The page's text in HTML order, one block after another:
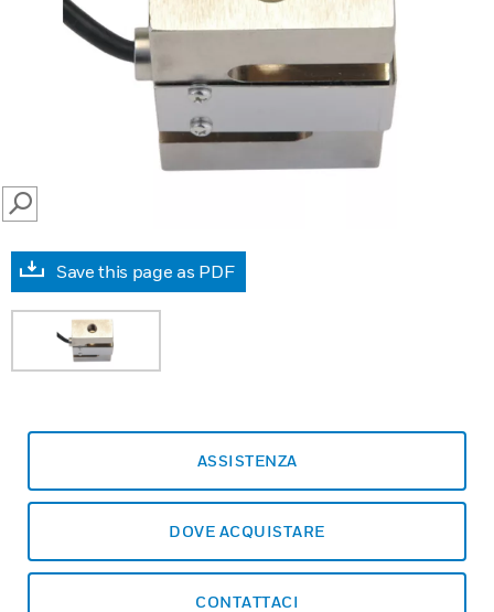
SEARCH
Save this page as PDF
ASSISTENZA
DOVE ACQUISTARE
CONTATTACI